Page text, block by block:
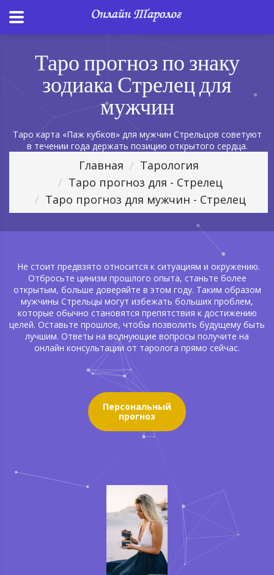
Таро прогноз по знаку
зодиака Стрелец для
мужчин
Таро карта «Паж кубков» для мужчин Стрельцов советуют
в течении года держать позицию открытого сердца.
Главная
Тарология
Таро прогноз для - Стрелец
Таро прогноз для мужчин - Стрелец
Не стоит предвзято относится к ситуациям и окружению.
Отбросьте цинизм прошлого опыта, станьте более
открытым, больше доверяйте в этом году. Таким образом
мужчины Стрельцы могут избежать больших проблем,
которые обычно становятся препятствия к достижению
целей. Оставьте прошлое, чтобы позволить будущему быть
лучшим. Ответы на волнующие вопросы получите на
онлайн консультации от таролога прямо сейчас.
Персональный
прогноз